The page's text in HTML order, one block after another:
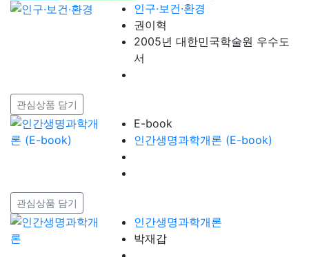
인구·보건·환경
권이혁
2005년 대한민국학술원 우수도
서
관심상품 담기
E-book
인간생명과학개론 (E-book)
관심상품 담기
인간생명과학개론
박재갑